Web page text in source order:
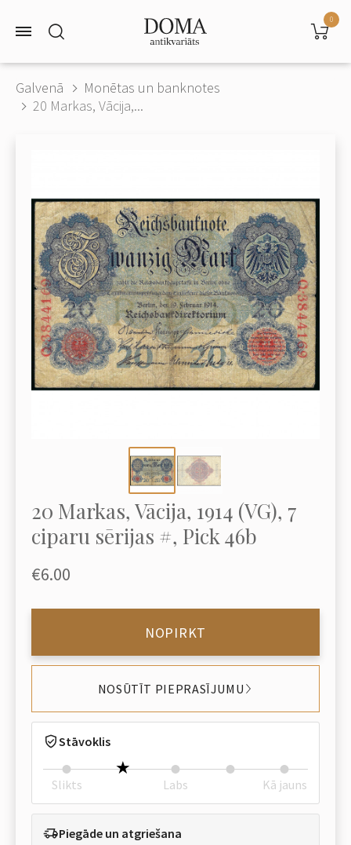
0
Galvenā
Monētas un banknotes
20 Markas, Vācija,...
20 Markas, Vācija, 1914 (VG), 7
ciparu sērijas #, Pick 46b
€6.00
NOPIRKT
NOSŪTĪT PIEPRASĪJUMU
Stāvoklis
Slikts Labs Kā jauns
Piegāde un atgriešana